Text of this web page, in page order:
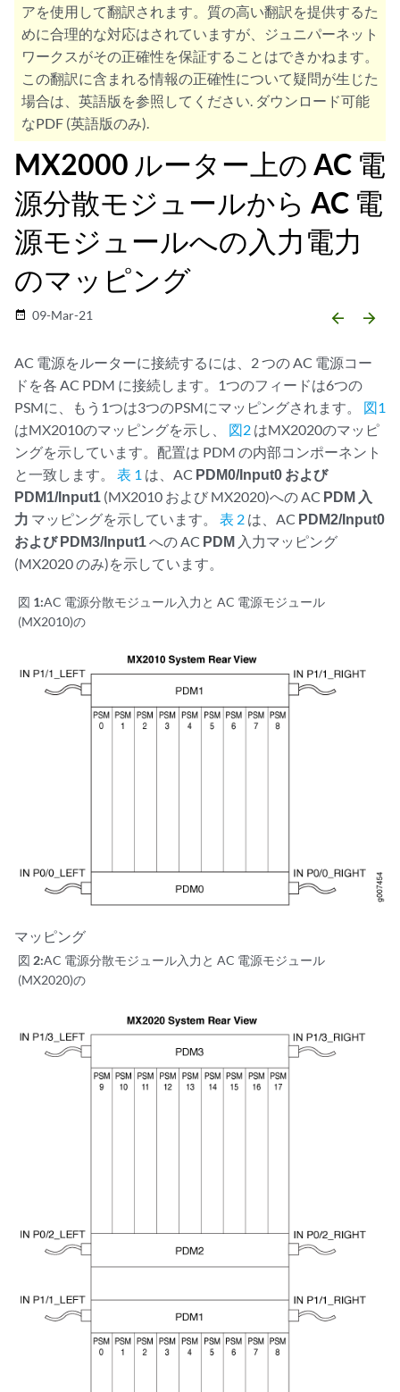
アを使用して翻訳されます。質の高い翻訳を提供するた
めに合理的な対応はされていますが、ジュニパーネット
ワークスがその正確性を保証することはできかねます。
この翻訳に含まれる情報の正確性について疑問が生じた
場合は、英語版を参照してください. ダウンロード可能
なPDF (英語版のみ).
MX2000 ルーター上の AC 電
源分散モジュールから AC 電
源モジュールへの入力電力
のマッピング
date_range 09-Mar-21 arrow_backward arrow_forward
AC 電源をルーターに接続するには、2 つの AC 電源コー
ドを各 AC PDM に接続します。1つのフィードは6つの
PSMに、もう1つは3つのPSMにマッピングされます。 図1
はMX2010のマッピングを示し、 図2 はMX2020のマッピ
ングを示しています。配置は PDM の内部コンポーネント
と一致します。 表 1 は、AC PDM0/Input0 および
PDM1/Input1 (MX2010 および MX2020)への AC PDM 入
力 マッピングを示しています。 表 2 は、AC PDM2/Input0
および PDM3/Input1への AC PDM 入力マッピング
(MX2020 のみ)を示しています。
図 1:AC 電源分散モジュール入力と AC 電源モジュール
(MX2010)の
マッピング
図 2:AC 電源分散モジュール入力と AC 電源モジュール
(MX2020)の